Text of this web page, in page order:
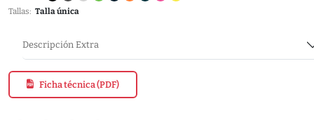
Tallas: Talla única
Descripción Extra
Ficha técnica (PDF)